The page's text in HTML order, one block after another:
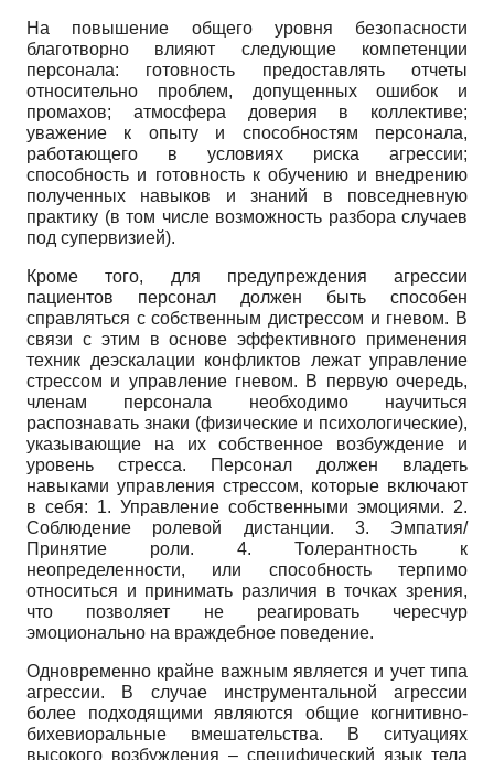
На повышение общего уровня безопасности
благотворно влияют следующие компетенции
персонала: готовность предоставлять отчеты
относительно проблем, допущенных ошибок и
промахов; атмосфера доверия в коллективе;
уважение к опыту и способностям персонала,
работающего в условиях риска агрессии;
способность и готовность к обучению и внедрению
полученных навыков и знаний в повседневную
практику (в том числе возможность разбора случаев
под супервизией).
Кроме того, для предупреждения агрессии
пациентов персонал должен быть способен
справляться с собственным дистрессом и гневом. В
связи с этим в основе эффективного применения
техник деэскалации конфликтов лежат управление
стрессом и управление гневом. В первую очередь,
членам персонала необходимо научиться
распознавать знаки (физические и психологические),
указывающие на их собственное возбуждение и
уровень стресса. Персонал должен владеть
навыками управления стрессом, которые включают
в себя: 1. Управление собственными эмоциями. 2.
Соблюдение ролевой дистанции. 3. Эмпатия/
Принятие роли. 4. Толерантность к
неопределенности, или способность терпимо
относиться и принимать различия в точках зрения,
что позволяет не реагировать чересчур
эмоционально на враждебное поведение.
Одновременно крайне важным является и учет типа
агрессии. В случае инструментальной агрессии
более подходящими являются общие когнитивно-
бихевиоральные вмешательства. В ситуациях
высокого возбуждения – специфический язык тела